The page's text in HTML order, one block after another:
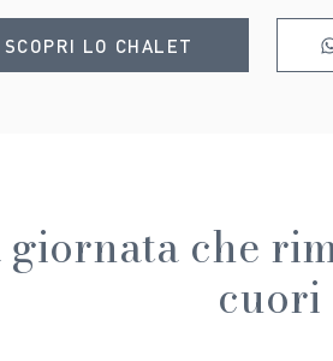
SCOPRI LO CHALET
giornata che
cuori